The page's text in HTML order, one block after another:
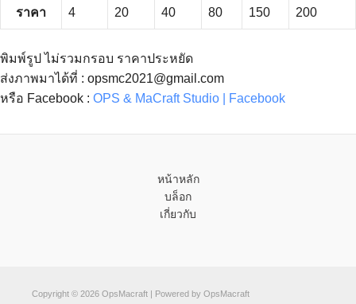
ราคา 4 20 40 80 150 200
พิมพ์รูป ไม่รวมกรอบ ราคาประหยัด
ส่งภาพมาได้ที่ : opsmc2021@gmail.com
หรือ Facebook : OPS & MaCraft Studio | Facebook
หน้าหลัก
บล็อก
เกี่ยวกับ
Copyright © 2026 OpsMacraft | Powered by OpsMacraft